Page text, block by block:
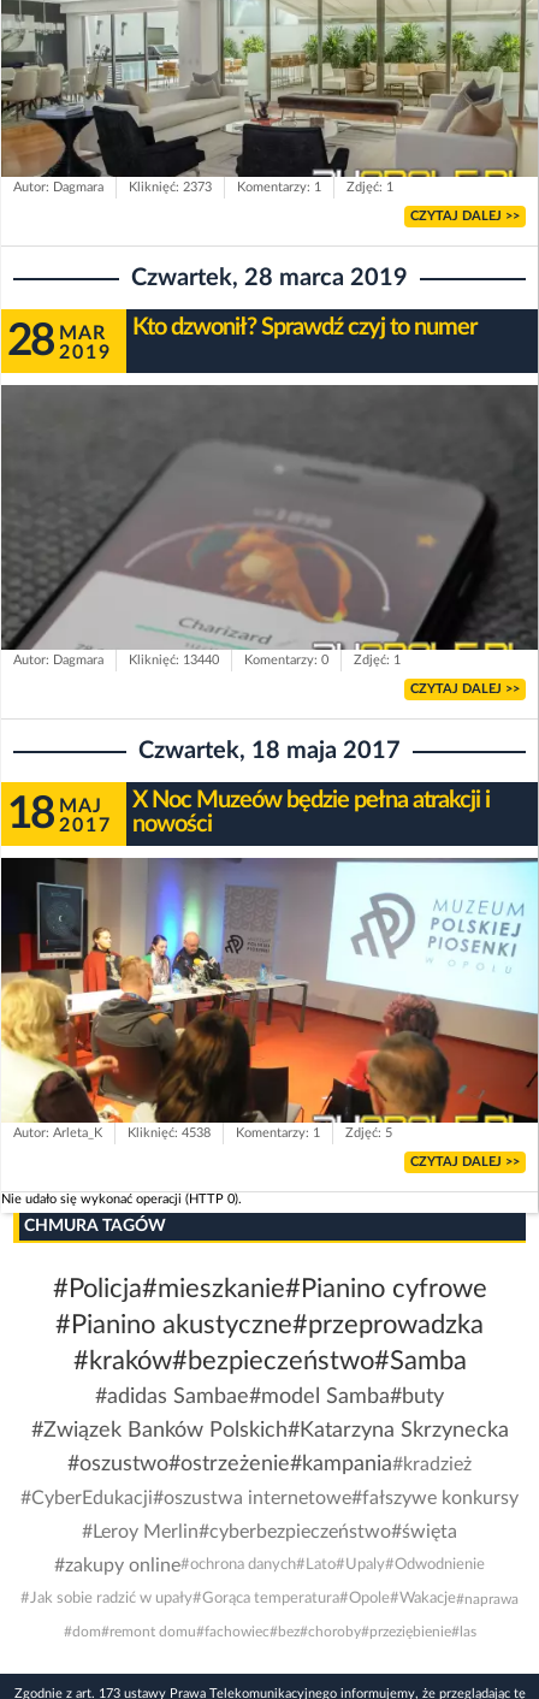
Autor: Dagmara Kliknięć: 2373 Komentarzy: 1 Zdjęć: 1
CZYTAJ DALEJ >>
Czwartek, 28 marca 2019
28 MAR
2019
Kto dzwonił? Sprawdź czyj to numer
Autor: Dagmara Kliknięć: 13440 Komentarzy: 0 Zdjęć: 1
CZYTAJ DALEJ >>
Czwartek, 18 maja 2017
18 MAJ
2017
X Noc Muzeów będzie pełna atrakcji i
nowości
Autor: Arleta_K Kliknięć: 4538 Komentarzy: 1 Zdjęć: 5
CZYTAJ DALEJ >>
Nie udało się wykonać operacji (HTTP 0).
CHMURA TAGÓW
#Policja#mieszkanie#Pianino cyfrowe
#Pianino akustyczne#przeprowadzka
#kraków#bezpieczeństwo#Samba
#adidas Sambae#model Samba#buty
#Związek Banków Polskich#Katarzyna Skrzynecka
#oszustwo#ostrzeżenie#kampania#kradzież
#CyberEdukacji#oszustwa internetowe#fałszywe konkursy
#Leroy Merlin#cyberbezpieczeństwo#święta
#zakupy online#ochrona danych#Lato#Upaly#Odwodnienie
#Jak sobie radzić w upały#Gorąca temperatura#Opole#Wakacje#naprawa
#dom#remont domu#fachowiec#bez#choroby#przeziębienie#las
Zgodnie z art. 173 ustawy Prawa Telekomunikacyjnego informujemy, że przeglądając tę